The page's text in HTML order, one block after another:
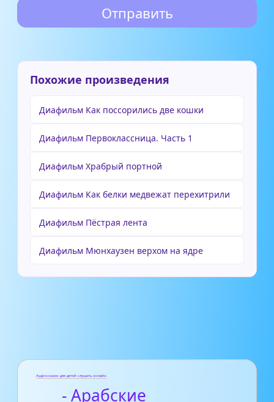
Похожие произведения
Диафильм Как поссорились две кошки
Диафильм Первоклассница. Часть 1
Диафильм Храбрый портной
Диафильм Как белки медвежат перехитрили
Диафильм Пёстрая лента
Диафильм Мюнхаузен верхом на ядре
Аудиосказки для детей слушать онлайн
- Арабские